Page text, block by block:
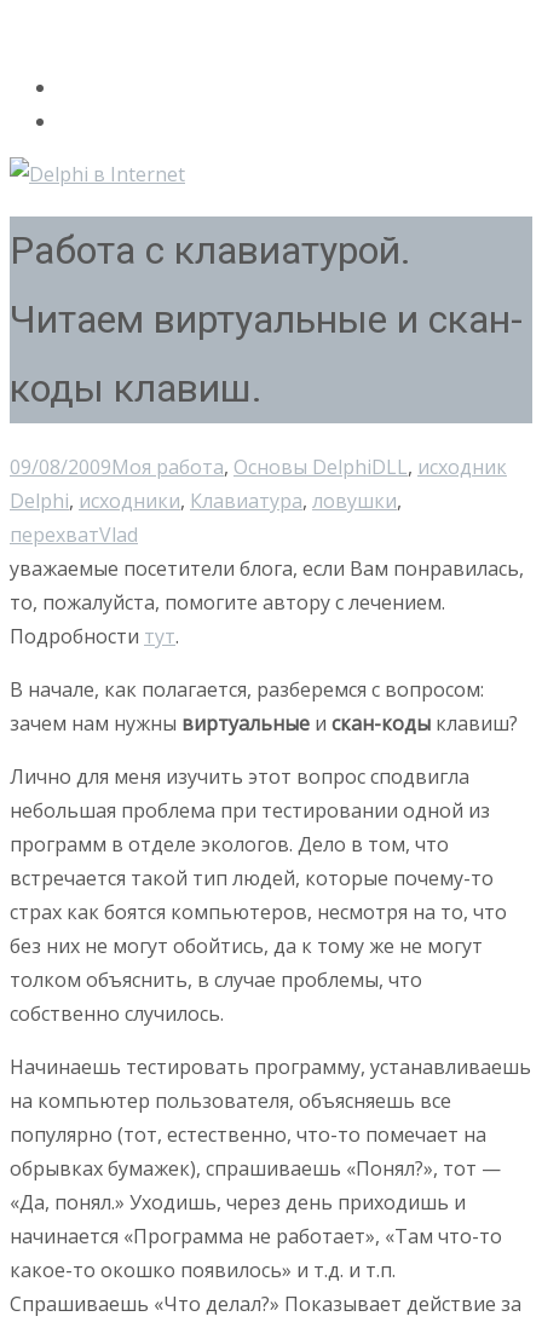
Работа с клавиатурой.
Читаем виртуальные и скан-
коды клавиш.
09/08/2009Моя работа, Основы DelphiDLL, исходник
Delphi, исходники, Клавиатура, ловушки,
перехватVlad
уважаемые посетители блога, если Вам понравилась,
то, пожалуйста, помогите автору с лечением.
Подробности тут.
В начале, как полагается, разберемся с вопросом:
зачем нам нужны виртуальные и скан-коды клавиш?
Лично для меня изучить этот вопрос сподвигла
небольшая проблема при тестировании одной из
программ в отделе экологов. Дело в том, что
встречается такой тип людей, которые почему-то
страх как боятся компьютеров, несмотря на то, что
без них не могут обойтись, да к тому же не могут
толком объяснить, в случае проблемы, что
собственно случилось.
Начинаешь тестировать программу, устанавливаешь
на компьютер пользователя, объясняешь все
популярно (тот, естественно, что-то помечает на
обрывках бумажек), спрашиваешь «Понял?», тот —
«Да, понял.» Уходишь, через день приходишь и
начинается «Программа не работает», «Там что-то
какое-то окошко появилось» и т.д. и т.п.
Спрашиваешь «Что делал?» Показывает действие за